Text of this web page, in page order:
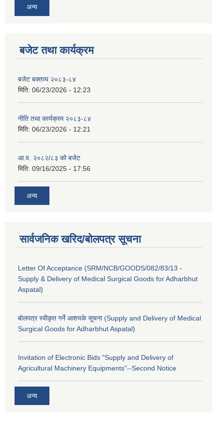
अन्य
बजेट तथा कार्यक्रम
बजेट बक्तव्य २०८३-८४
मिति: 06/23/2026 - 12:23
नीति तथा कार्यक्रम २०८३-८४
मिति: 06/23/2026 - 12:21
आ.व. २०८२/८३ को बजेट
मिति: 09/16/2025 - 17:56
अन्य
सार्वजनिक खरिद/बोलपत्र सूचना
Letter Of Acceptance (SRM/NCB/GOODS/082/83/13 -
Supply & Delivery of Medical Surgical Goods for Adharbhut
Aspatal)
बोलपत्र स्वीकृत गर्ने आशयके सूचना (Supply and Delivery of Medical
Surgical Goods for Adharbhut Aspatal)
Invitation of Electronic Bids "Supply and Delivery of
Agricultural Machinery Equipments"--Second Notice
अन्य